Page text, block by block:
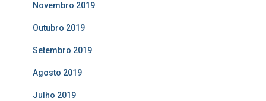
Novembro 2019
Outubro 2019
Setembro 2019
Agosto 2019
Julho 2019